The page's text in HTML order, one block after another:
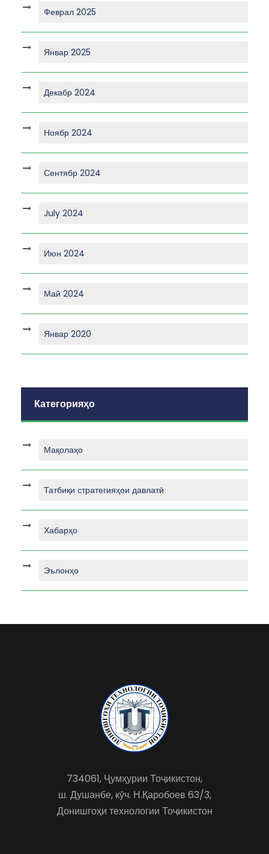
Феврал 2025
Январ 2025
Декабр 2024
Ноябр 2024
Сентябр 2024
July 2024
Июн 2024
Май 2024
Январ 2020
Категорияҳо
Мақолаҳо
Татбиқи стратегияҳои давлатӣ
Хабарҳо
Эълонҳо
734061, Ҷумҳурии Тоҷикистон,
ш. Душанбе, кӯч. Н.Қаробоев 63/3,
Донишгоҳи технологии Тоҷикистон